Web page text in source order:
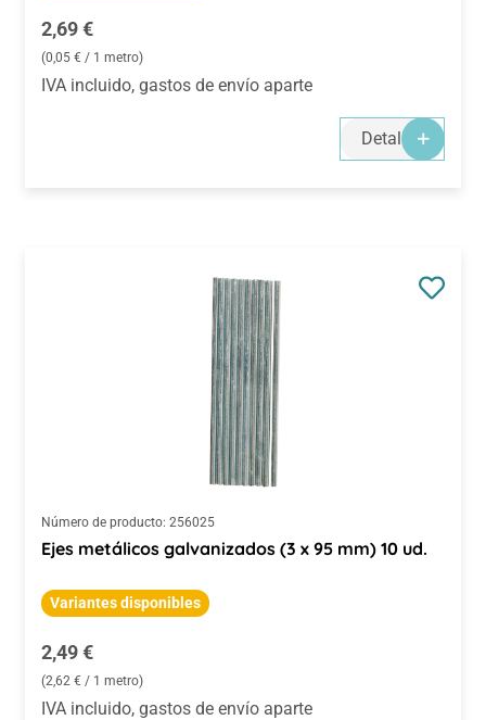
Precio normal:
2,69 €
(0,05 € / 1 metro)
IVA incluido, gastos de envío aparte
Detalles
Número de producto: 256025
Ejes metálicos galvanizados (3 x 95 mm) 10 ud.
Variantes disponibles
Precio normal:
2,49 €
(2,62 € / 1 metro)
IVA incluido, gastos de envío aparte